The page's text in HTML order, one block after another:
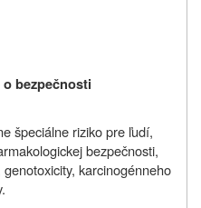
bezpečnosti
špeciálne riziko pre ľudí,
bezpečnosti,
karcinogénneho